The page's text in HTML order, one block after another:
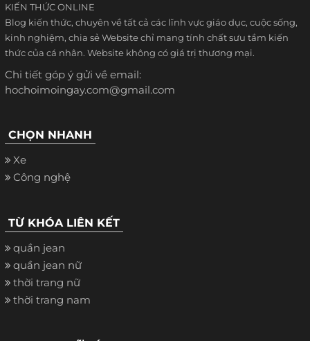
KIẾN THỨC ONLINE
Blog kiến thức, chuyên về tất cả các lĩnh vực giáo dục, cuộc sống,
kinh nghiệm, chia sẻ Website chỉ mang tính chất sưu tầm kiến
thức của cá nhân. Website không có giá trị thương mại.
Chi tiết góp ý gửi về email:
hochoimoingay.com@gmail.com
CHỌN NHANH
Xe
Công nghệ
TỪ KHÓA LIÊN KẾT
quần jean
quần jean nữ
thời trang nữ
thời trang nam